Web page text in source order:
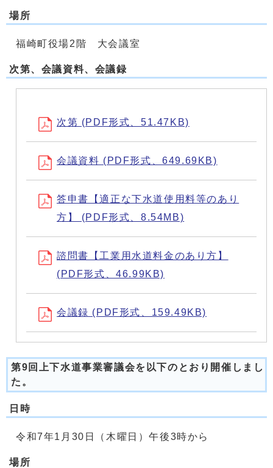
場所
福崎町役場2階 大会議室
次第、会議資料、会議録
次第 (PDF形式、51.47KB)
会議資料 (PDF形式、649.69KB)
答申書【適正な下水道使用料等のあり
方】 (PDF形式、8.54MB)
諮問書【工業用水道料金のあり方】
(PDF形式、46.99KB)
会議録 (PDF形式、159.49KB)
第9回上下水道事業審議会を以下のとおり開催しまし
た。
日時
令和7年1月30日（木曜日）午後3時から
場所